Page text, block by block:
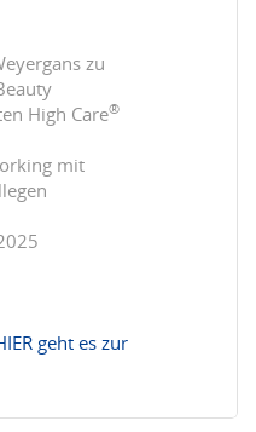
zu
High Care®
mit
geht es zur